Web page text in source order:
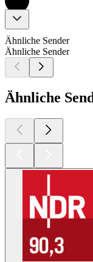
Ähnliche Sender
Ähnliche Sender
Ähnliche